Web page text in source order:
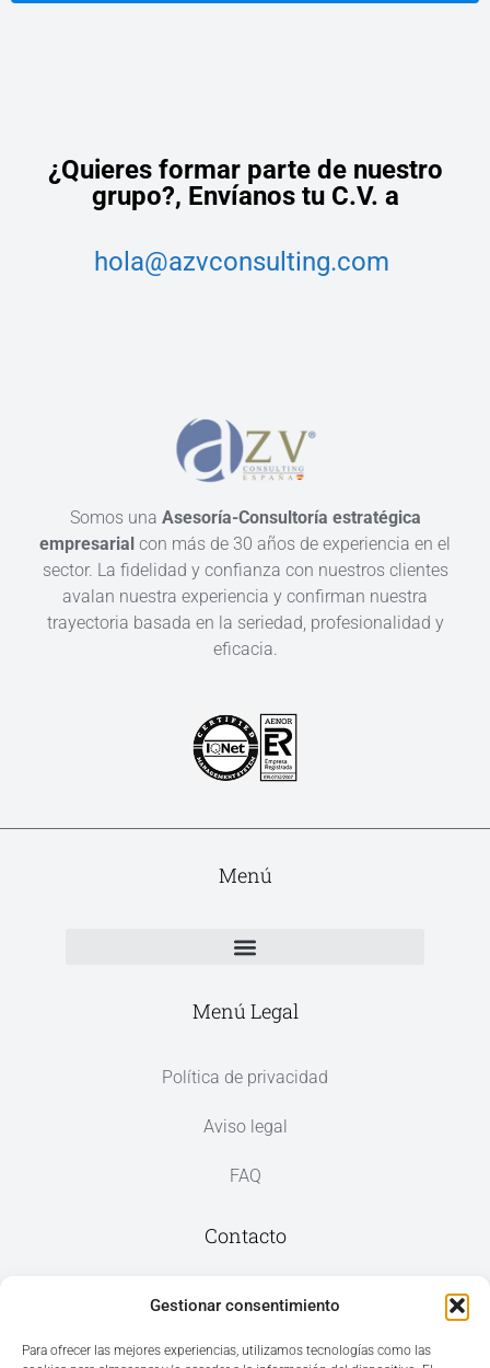
Gestionar consentimiento
Para ofrecer las mejores experiencias, utilizamos tecnologías como las
¿Quieres formar parte de nuestro
grupo?, Envíanos tu C.V. a
hola@azvconsulting.com
Somos una Asesoría-Consultoría estratégica
empresarial con más de 30 años de experiencia en el
sector. La fidelidad y confianza con nuestros clientes
avalan nuestra experiencia y confirman nuestra
trayectoria basada en la seriedad, profesionalidad y
eficacia.
Menú
Menú Legal
Política de privacidad
Aviso legal
FAQ
Contacto
Av. del Mar, 59, 03187 Los Montesinos,